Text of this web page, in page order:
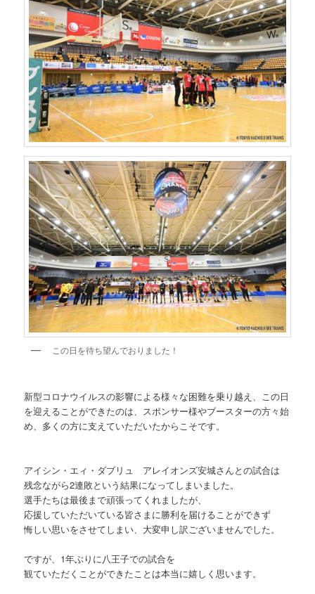
この日を待ち望んでおりました！
新型コロナウイルスの影響による様々な困難を乗り越え、この日
を迎えることができたのは、スポンサー様やブースターの方々始
め、多くの方に支えていただいたからこそです。
アイシン・エィ・ダブリュ アレイオンズ安城さんとの試合は
残念ながら2連敗という結果になってしまいました。
選手たちは最後まで頑張ってくれましたが、
応援していただいている皆さまに勝利を届けることができず
悔しい思いをさせてしまい、大変申し訳ございませんでした。
ですが、1年ぶりに八王子での試合を
観ていただくことができたことは本当に嬉しく思います。